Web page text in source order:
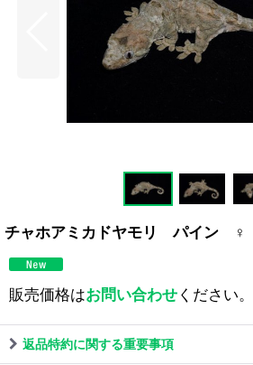
チャホアミカドヤモリ パイン ♀
販売価格はお問い合わせください。
返品特約に関する重要事項